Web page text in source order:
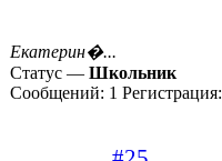
Екатерин�...
Статус — Школьник
Сообщений: 1 Регистрация: